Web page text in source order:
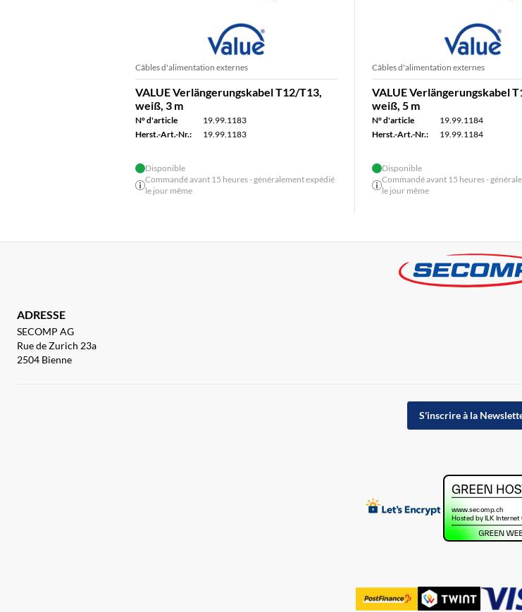
Câbles d'alimentation externes
VALUE Verlängerungskabel T12/T13,
weiß, 3 m
N° d'article
19.99.1183
Herst.-Art.-Nr.:
19.99.1183
Disponible
Commandé avant 15 heures - généralement expédié
le jour même
Câbles d'alimentation externes
VALUE Verlängerungskabel
weiß, 5 m
N° d'article
19.99.1184
Herst.-Art.-Nr.:
19.99.1184
Disponible
Commandé avant 15 heures -
le jour même
ADRESSE
SECOMP AG
Rue de Zurich 23a
2504 Bienne
S'inscrire à la